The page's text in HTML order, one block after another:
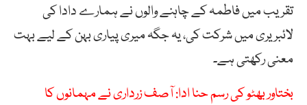
تقریب میں فاطمہ کے چاہنے والوں نے ہمارے دادا کی
لائبریری میں شرکت کی، یہ جگہ میری پیاری بہن کے لیے بہت
معنی رکھتی ہے۔
بختاور بھٹو کی رسم حنا ادا: آصف زرداری نے مہمانوں کا